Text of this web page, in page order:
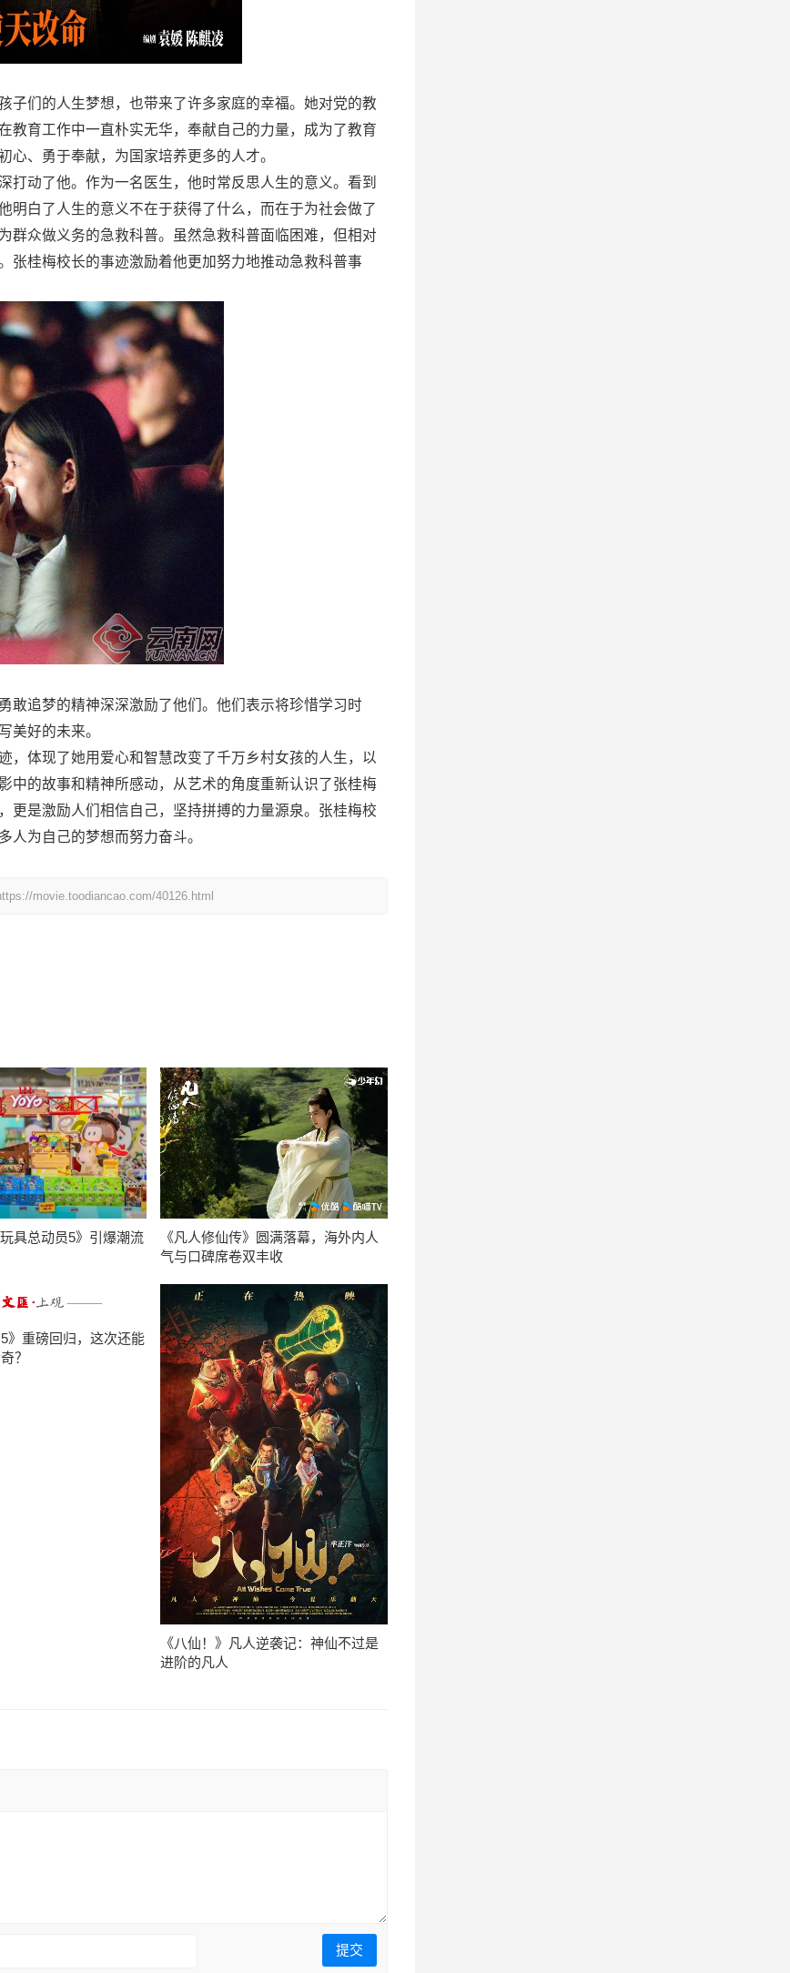
子们的人生梦想，也带来了许多家庭的幸福。她对党的教
教育工作中一直朴实无华，奉献自己的力量，成为了教育
心、勇于奉献，为国家培养更多的人才。
打动了他。作为一名医生，他时常反思人生的意义。看到
明白了人生的意义不在于获得了什么，而在于为社会做了
众做义务的急救科普。虽然急救科普面临困难，但相对
张桂梅校长的事迹激励着他更加努力地推动急救科普事
敢追梦的精神深深激励了他们。他们表示将珍惜学习时
美好的未来。
，体现了她用爱心和智慧改变了千万乡村女孩的人生，以
中的故事和精神所感动，从艺术的角度重新认识了张桂梅
更是激励人们相信自己，坚持拼搏的力量源泉。张桂梅校
人为自己的梦想而努力奋斗。
movie.toodiancao.com/40126.html
具总动员5》引爆潮流
《凡人修仙传》圆满落幕，海外内人
气与口碑席卷双丰收
5》重磅回归，这次还能
？
《八仙！》凡人逆袭记：神仙不过是
进阶的凡人